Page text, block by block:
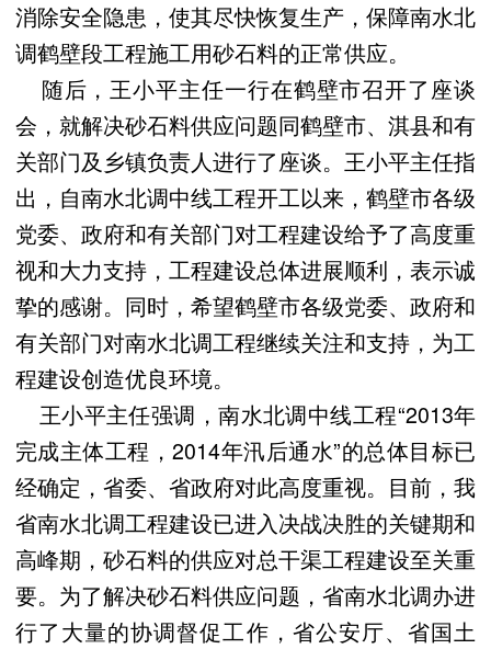
消除安全隐患，使其尽快恢复生产，保障南水北
调鹤壁段工程施工用砂石料的正常供应。
随后，王小平主任一行在鹤壁市召开了座谈
会，就解决砂石料供应问题同鹤壁市、淇县和有
关部门及乡镇负责人进行了座谈。王小平主任指
出，自南水北调中线工程开工以来，鹤壁市各级
党委、政府和有关部门对工程建设给予了高度重
视和大力支持，工程建设总体进展顺利，表示诚
挚的感谢。同时，希望鹤壁市各级党委、政府和
有关部门对南水北调工程继续关注和支持，为工
程建设创造优良环境。
王小平主任强调，南水北调中线工程“2013年
完成主体工程，2014年汛后通水”的总体目标已
经确定，省委、省政府对此高度重视。目前，我
省南水北调工程建设已进入决战决胜的关键期和
高峰期，砂石料的供应对总干渠工程建设至关重
要。为了解决砂石料供应问题，省南水北调办进
行了大量的协调督促工作，省公安厅、省国土